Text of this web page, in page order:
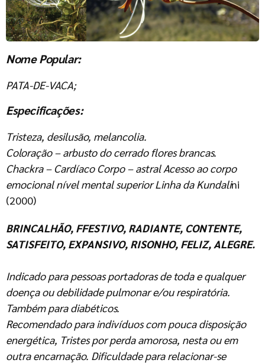
Nome Popular:
PATA-DE-VACA;
Especificações:
Tristeza, desilusão, melancolia.
Coloração – arbusto do cerrado flores brancas.
Chackra – Cardíaco Corpo – astral Acesso ao corpo
emocional nível mental superior Linha da Kundalini
(2000)
BRINCALHÃO, FFESTIVO, RADIANTE, CONTENTE,
SATISFEITO, EXPANSIVO, RISONHO, FELIZ, ALEGRE.
Indicado para pessoas portadoras de toda e qualquer
doença ou debilidade pulmonar e/ou respiratória.
Também para diabéticos.
Recomendado para indivíduos com pouca disposição
energética, Tristes por perda amorosa, nesta ou em
outra encarnação. Dificuldade para relacionar-se